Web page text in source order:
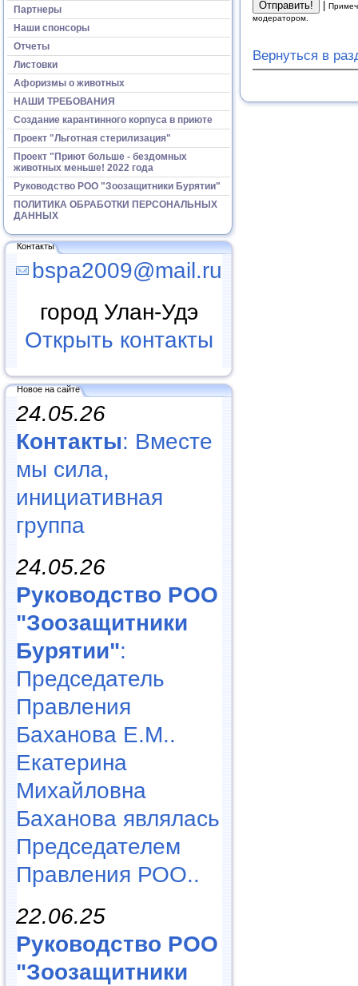
Партнеры
Наши спонсоры
Отчеты
Листовки
Афоризмы о животных
НАШИ ТРЕБОВАНИЯ
Создание карантинного корпуса в приюте
Проект "Льготная стерилизация"
Проект "Приют больше - бездомных
животных меньше! 2022 года
Руководство РОО "Зоозащитники Бурятии"
ПОЛИТИКА ОБРАБОТКИ ПЕРСОНАЛЬНЫХ
ДАННЫХ
Контакты
bspa2009@mail.ru
город Улан-Удэ
Открыть контакты
Новое на сайте
24.05.26
Контакты: Вместе
мы сила,
инициативная
группа
24.05.26
Руководство РОО
"Зоозащитники
Бурятии":
Председатель
Правления
Баханова Е.М..
Екатерина
Михайловна
Баханова являлась
Председателем
Правления РОО..
22.06.25
Руководство РОО
"Зоозащитники
модератором.
Вернуться в